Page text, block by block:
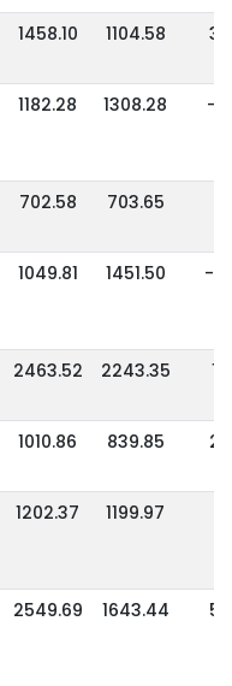
1458.10 1104.58
1182.28 1308.28 -
702.58 703.65
1049.81 1451.50 -
2463.52 2243.35
1010.86 839.85
1202.37 1199.97
2549.69 1643.44